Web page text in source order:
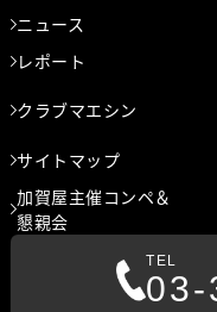
ニュース
レポート
クラブマエシン
サイトマップ
加賀屋主催コンペ＆
懇親会
TEL
03-